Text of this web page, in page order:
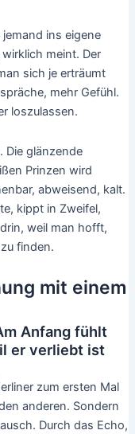
ins eigene
meint. Der
sich je erträumt
mehr Gefühl.
loszulassen.
Die glänzende
Prinzen wird
abweisend, kalt.
kippt in Zweifel,
weil man hofft,
finden.
mit einem
Anfang fühlt
er verliebt ist
zum ersten Mal
anderen. Sondern
Durch das Echo,